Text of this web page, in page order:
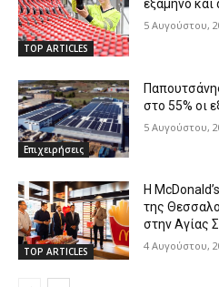
TOP ARTICLES
εξάμηνο
5 Αυγούστου,
Επιχειρήσεις
στο 55% οι
5 Αυγούστου,
TOP ARTICLES
Η
της
στην Αγίας
4 Αυγούστου,